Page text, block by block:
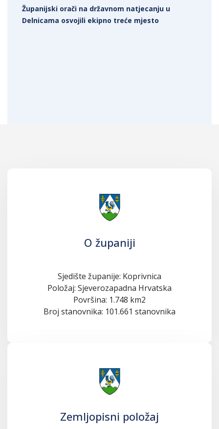
Županijski orači na državnom natjecanju u
Delnicama osvojili ekipno treće mjesto
O županiji
Sjedište županije: Koprivnica
Položaj: Sjeverozapadna Hrvatska
Površina: 1.748 km2
Broj stanovnika: 101.661 stanovnika
Zemljopisni položaj